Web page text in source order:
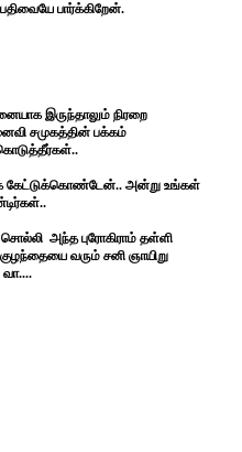
பார்க்கிறேன்.
இருந்தாலும் நிரறை
சமுகத்தின் பக்கம்
கேட்டுக்கொண்டேன்.. அன்று உங்கள்
அந்த புரோகிராம் தள்ளி
வரும் சனி ஞாயிறு